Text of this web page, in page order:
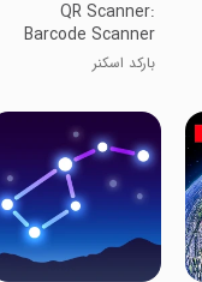
QR Scanner:
Barcode Scanner
بارکد اسکنر